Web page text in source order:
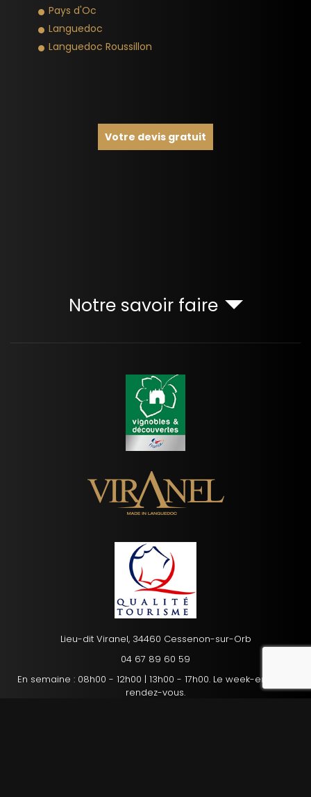
Pays d'Oc
Languedoc
Languedoc Roussillon
Votre devis gratuit
Notre savoir faire
Lieu-dit Viranel, 34460 Cessenon-sur-Orb
04 67 89 60 59
En semaine : 08h00 - 12h00 | 13h00 - 17h00. Le week-end : sur
rendez-vous.